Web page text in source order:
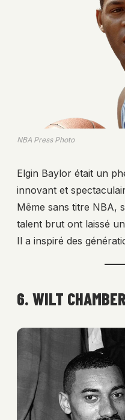
NBA Press Photo
Elgin Baylor était un
innovant et
Même sans titre NBA,
talent brut ont laissé
Il a inspiré des
6. WILT